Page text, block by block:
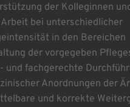
der Kolleginnen
bei unterschiedlicher
in den Bereichen
der vorgegeben
und fachgerechte
Anordnungen der
und korrekte